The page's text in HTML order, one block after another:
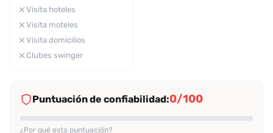
Visita hoteles
Visita moteles
Visita domicilios
Clubes swinger
Puntuación de confiabilidad:0/100
¿Por qué esta puntuación?